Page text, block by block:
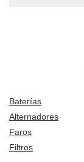
Baterías
Alternadores
Faros
Filtros